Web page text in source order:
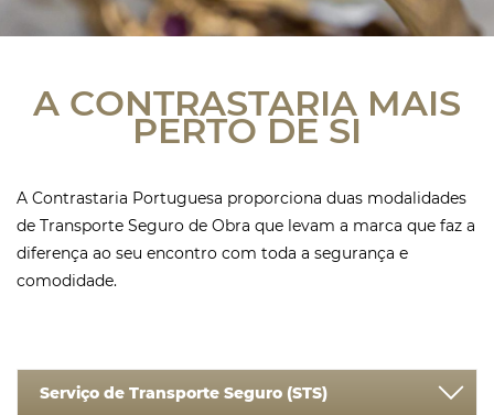
A CONTRASTARIA MAIS
PERTO DE SI
A Contrastaria Portuguesa proporciona duas modalidades
de Transporte Seguro de Obra que levam a marca que faz a
diferença ao seu encontro com toda a segurança e
comodidade.
Serviço de Transporte Seguro (STS)